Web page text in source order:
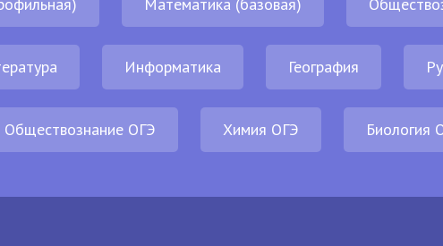
Информатика География
Обществознание ОГЭ Химия ОГЭ Биология